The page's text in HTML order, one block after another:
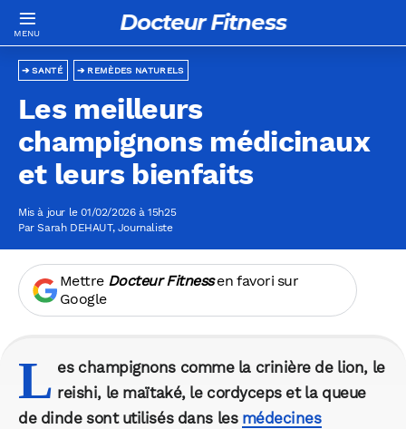
Docteur Fitness
REMÈDES NATURELS
SANTÉ
Les meilleurs
champignons médicinaux
et leurs bienfaits
Mis à jour le 01/02/2026 à 15h25
ParSarah DEHAUT, Journaliste
Mettre Docteur Fitnessen favori sur
Google
L es champignons comme la crinière de lion, le
reishi, le maïtaké, le cordyceps et la queue
de dinde sont utilisés dans les médecines